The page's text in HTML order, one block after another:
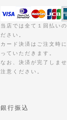
当店では全て１回払い
ださい。
カード決済はご注文時
っていただきます。
なお、決済が完了しま
注意ください。
銀行振込